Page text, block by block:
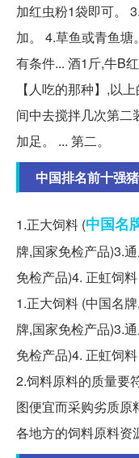
加红虫粉1袋即可。
加。 4.草鱼或青鱼
有条件... 酒1斤,牛B
【人吃的那种】,以
间中去搅拌几次第二
加足。 ... 第二。
中国排名前十强
1.正大饲料 (中国名
牌,国家免检产品)3.
免检产品)4. 正虹饲
1.正大饲料 (中国名
牌,国家免检产品)3.
免检产品)4. 正虹饲
2.饲料原料的质量要
图便宜而采购劣质原
各地方的饲料原料资